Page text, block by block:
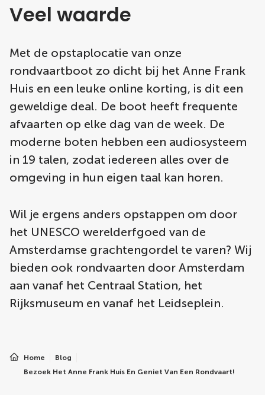
Veel waarde
Met de opstaplocatie van onze
rondvaartboot zo dicht bij het Anne Frank
Huis en een leuke online korting, is dit een
geweldige deal. De boot heeft frequente
afvaarten op elke dag van de week. De
moderne boten hebben een audiosysteem
in 19 talen, zodat iedereen alles over de
omgeving in hun eigen taal kan horen.
Wil je ergens anders opstappen om door
het UNESCO werelderfgoed van de
Amsterdamse grachtengordel te varen? Wij
bieden ook rondvaarten door Amsterdam
aan vanaf het Centraal Station, het
Rijksmuseum en vanaf het Leidseplein.
Home
Blog
Bezoek Het Anne Frank Huis En Geniet Van Een Rondvaart!